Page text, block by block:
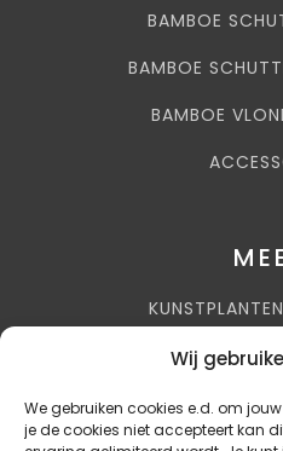
Wij
We gebruiken cookies e.d. om
je de cookies niet accepteert kan
BAMBOE
BAMBOE
BAMBOE
AIRCOHUIS